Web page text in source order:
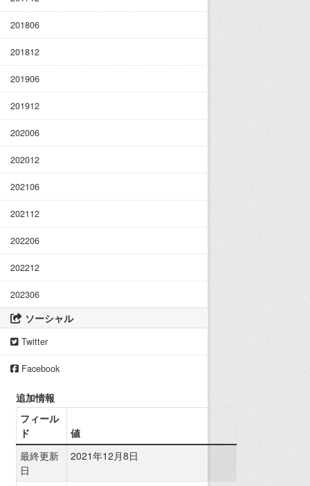
201806
201812
201906
201912
202006
202012
202106
202112
202206
202212
202306
ソーシャル
Twitter
Facebook
追加情報
フィール
ド
値
最終更新
日
2021年12月8日